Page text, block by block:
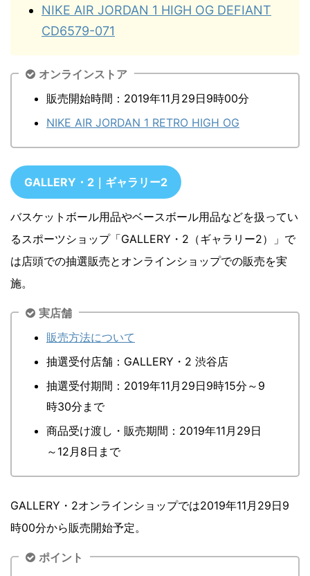
NIKE AIR JORDAN 1 HIGH OG DEFIANT
CD6579-071
オンラインストア
販売開始時間：2019年11月29日9時00分
NIKE AIR JORDAN 1 RETRO HIGH OG
GALLERY・2｜ギャラリー2
バスケットボール用品やベースボール用品などを扱ってい
るスポーツショップ「GALLERY・2（ギャラリー2）」で
は店頭での抽選販売とオンラインショップでの販売を実
施。
実店舗
販売方法について
抽選受付店舗：GALLERY・2 渋谷店
抽選受付期間：2019年11月29日9時15分～9
時30分まで
商品受け渡し・販売期間：2019年11月29日
～12月8日まで
GALLERY・2オンラインショップでは2019年11月29日9
時00分から販売開始予定。
ポイント